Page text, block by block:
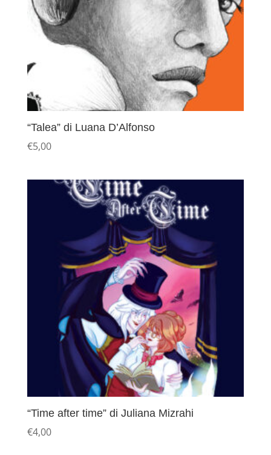
“Talea” di Luana D’Alfonso
€5,00
“Time after time” di Juliana Mizrahi
€4,00